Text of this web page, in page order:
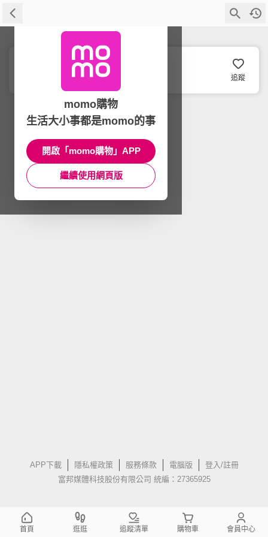
Peak Design
追蹤
APP下載 隱私權政策 服務條款 電腦版
登入/註冊
富邦媒體科技股份有限公司 統編：27365925
momo購物
生活大小事都是momo的事
開啟「momo購物」APP
繼續使用網頁版
首頁 逛逛 追蹤清單 購物車 會員中心